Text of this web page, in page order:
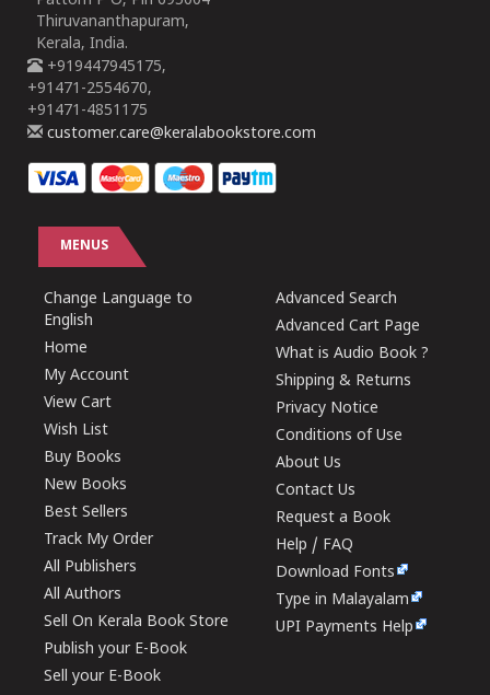
Thiruvananthapuram,
Kerala, India.
+919447945175,
+91471-2554670,
+91471-4851175
customer.care@keralabookstore.com
MENUS
Change Language to
English
Home
My Account
View Cart
Wish List
Buy Books
New Books
Best Sellers
Track My Order
All Publishers
All Authors
Sell On Kerala Book Store
Publish your E-Book
Sell your E-Book
Advanced Search
Advanced Cart Page
What is Audio Book ?
Shipping & Returns
Privacy Notice
Conditions of Use
About Us
Contact Us
Request a Book
Help / FAQ
Download Fonts
Type in Malayalam
UPI Payments Help